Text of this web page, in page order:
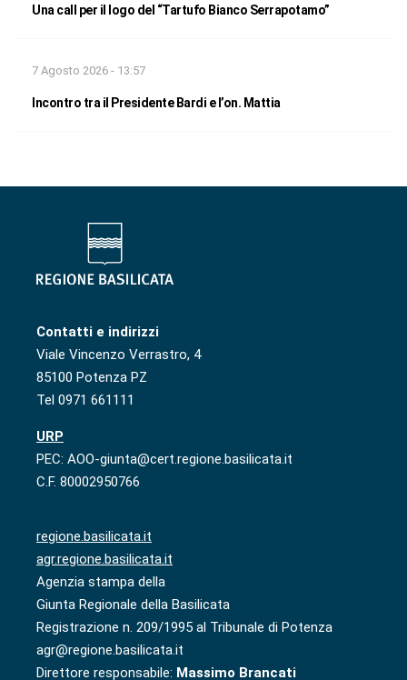
Una call per il logo del “Tartufo Bianco Serrapotamo”
7 Agosto 2026 - 13:57
Incontro tra il Presidente Bardi e l’on. Mattia
Contatti e indirizzi
Viale Vincenzo Verrastro, 4
85100 Potenza PZ
Tel 0971 661111
URP
PEC: AOO-giunta@cert.regione.basilicata.it
C.F. 80002950766
regione.basilicata.it
agr.regione.basilicata.it
Agenzia stampa della
Giunta Regionale della Basilicata
Registrazione n. 209/1995 al Tribunale di Potenza
agr@regione.basilicata.it
Direttore responsabile: Massimo Brancati